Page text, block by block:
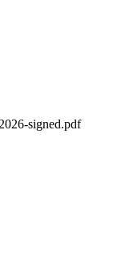
signed.pdf